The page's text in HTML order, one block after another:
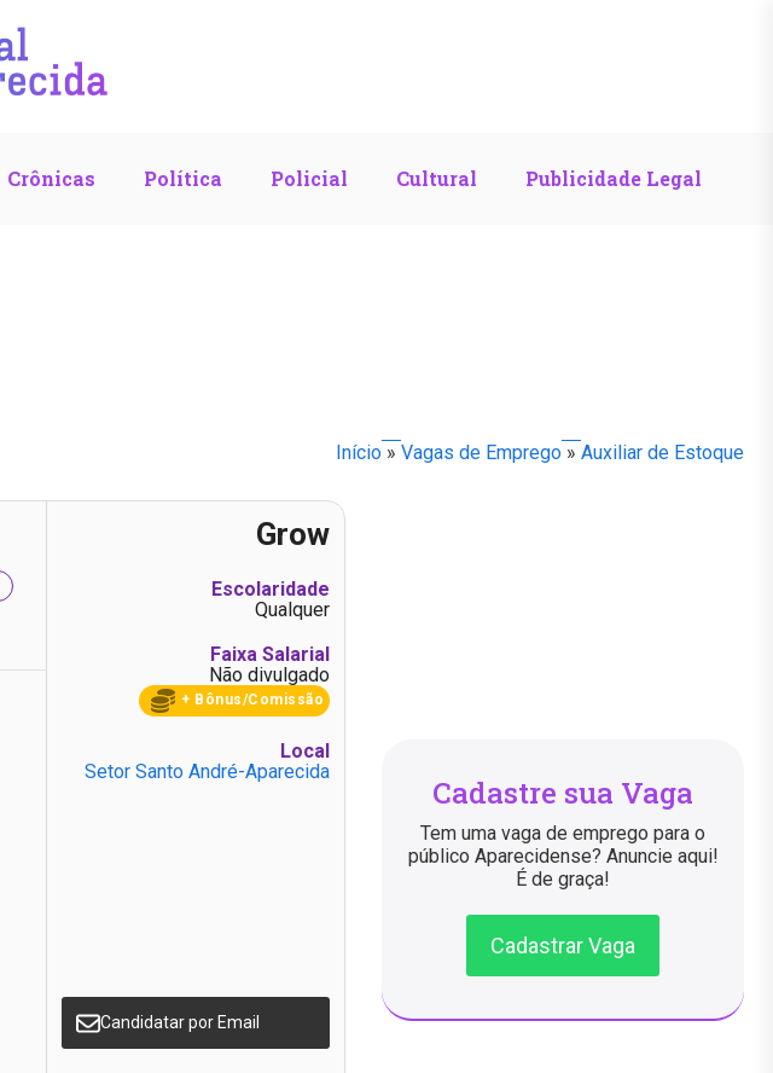
Crônicas Política Policial Cultural Publicidade Legal
Início » Vagas de Emprego » Auxiliar de Estoque
Grow
Escolaridade
Qualquer
Faixa Salarial
Não divulgado
+ Bônus/Comissão
Local
Setor Santo André-Aparecida
Candidatar por Email
Cadastre sua Vaga
Tem uma vaga de emprego para o
público Aparecidense? Anuncie aqui!
É de graça!
Cadastrar Vaga